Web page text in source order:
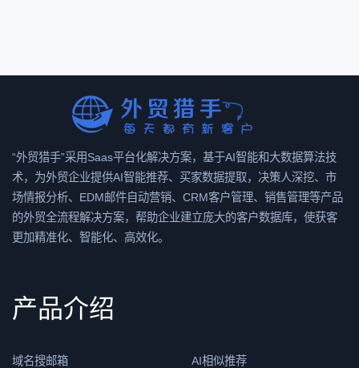
“外贸猎手”采用Saas平台化解决方案，基于AI智能和大数据算法技
术，为外贸企业提供AI智能推荐、买家数据提取，决策人深挖、市
场情报分析、EDM邮件自动营销、CRM客户管理、销售管理等产品
的外贸全流程解决方案，帮助企业建立庞大的客户数据库，使获客
更加精准化、智能化、高效化。
产品介绍
域名搜邮箱 AI相似推荐